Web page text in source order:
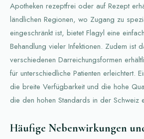
Apotheken rezeptfrei oder auf Rezept
ländlichen Regionen, wo Zugang zu
eingeschränkt ist, bietet Flagyl eine
Behandlung vieler Infektionen. Zudem ist
verschiedenen Darreichungsformen
für unterschiedliche Patienten erleichtert.
die breite Verfügbarkeit und die hohe
die den hohen Standards in der Schweiz
Häufige Nebenwirkungen